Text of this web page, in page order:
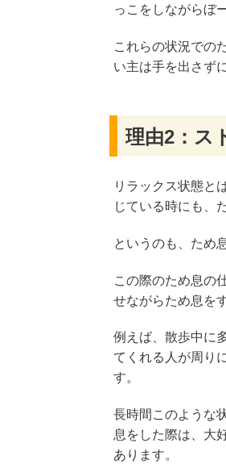
っこをしながらぼ
これらの状況での
い主は手を出さず
理由2：ス
リラックス状態と
じている時にも、
というのも、ため
この際のため息の
せながらため息を
例えば、散歩中に
てくれる人が周り
す。
長時間このような
息をした際は、大
あります。